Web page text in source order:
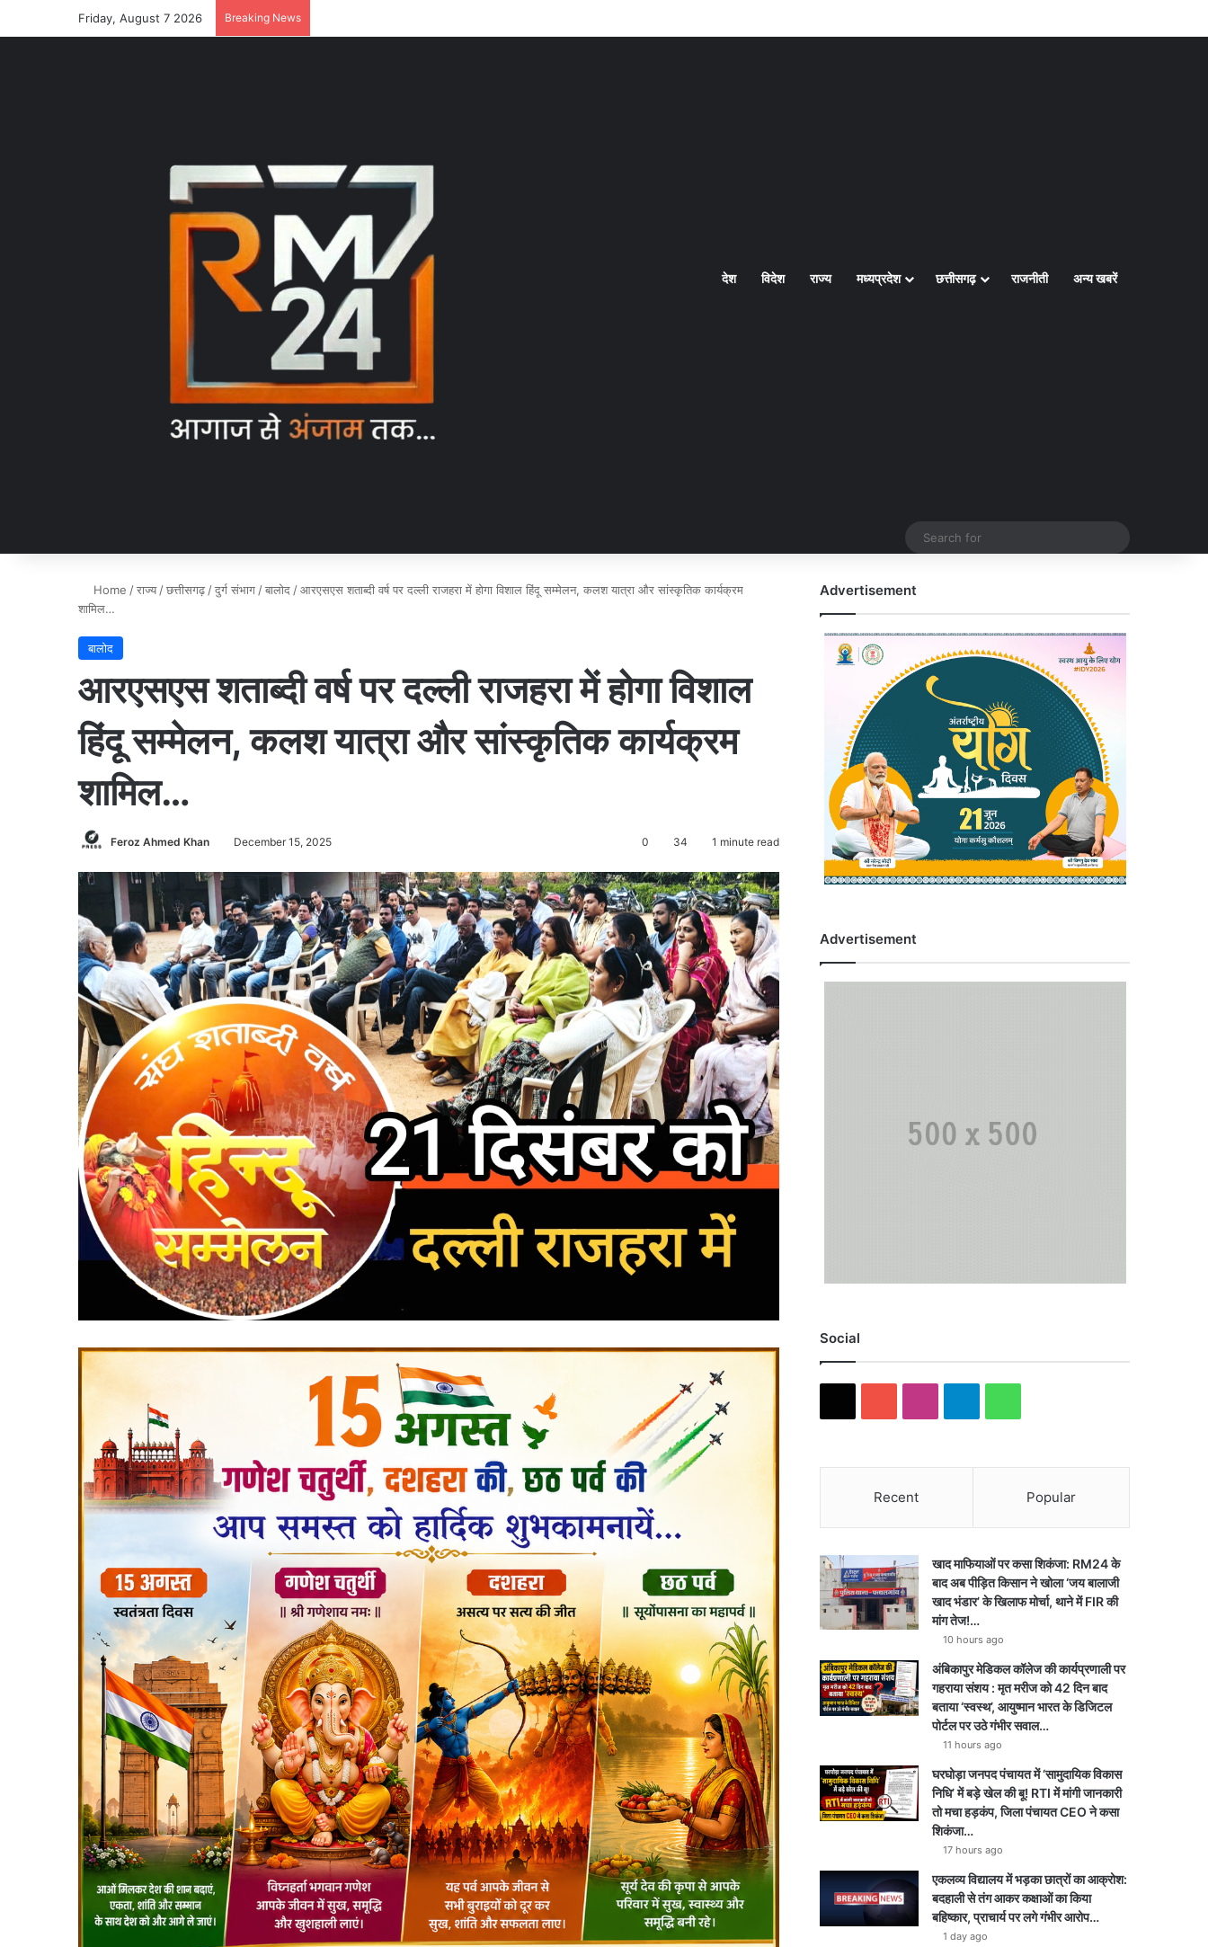
Friday, August 7 2026 Breaking News
Homeदेश विदेश राज्य मध्यप्रदेश छत्तीसगढ़ राजनीती अन्य खबरें
Home /राज्य /छत्तीसगढ़ /दुर्ग संभाग /बालोद /आरएसएस शताब्दी वर्ष पर दल्ली राजहरा में होगा विशाल हिंदू सम्मेलन, कलश यात्रा और सांस्कृतिक कार्यक्रम
शामिल…
बालोद
आरएसएस शताब्दी वर्ष पर दल्ली राजहरा में होगा विशाल
हिंदू सम्मेलन, कलश यात्रा और सांस्कृतिक कार्यक्रम
शामिल…
Feroz Ahmed Khan December 15, 2025 0 34 1 minute read
Advertisement
Advertisement
Social
u
T
b
e
s
g
r
m
l
r
a
A
Recent Popular
खाद माफियाओं पर कसा शिकंजा: RM24 के
बाद अब पीड़ित किसान ने खोला ‘जय बालाजी
खाद भंडार’ के खिलाफ मोर्चा, थाने में FIR की
मांग तेज!…
10 hours ago
अंबिकापुर मेडिकल कॉलेज की कार्यप्रणाली पर
गहराया संशय : मृत मरीज को 42 दिन बाद
बताया ‘स्वस्थ’, आयुष्मान भारत के डिजिटल
पोर्टल पर उठे गंभीर सवाल…
11 hours ago
घरघोड़ा जनपद पंचायत में ‘सामुदायिक विकास
निधि’ में बड़े खेल की बू! RTI में मांगी जानकारी
तो मचा हड़कंप, जिला पंचायत CEO ने कसा
शिकंजा…
17 hours ago
एकलव्य विद्यालय में भड़का छात्रों का आक्रोश:
बदहाली से तंग आकर कक्षाओं का किया
बहिष्कार, प्राचार्य पर लगे गंभीर आरोप…
1 day ago